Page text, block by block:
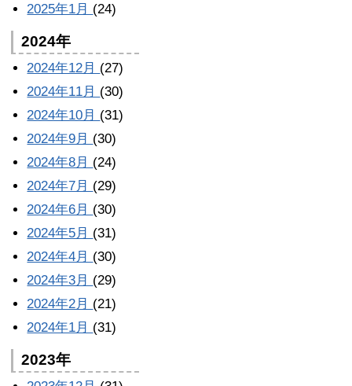
2025年1月 (24)
2024年
2024年12月 (27)
2024年11月 (30)
2024年10月 (31)
2024年9月 (30)
2024年8月 (24)
2024年7月 (29)
2024年6月 (30)
2024年5月 (31)
2024年4月 (30)
2024年3月 (29)
2024年2月 (21)
2024年1月 (31)
2023年